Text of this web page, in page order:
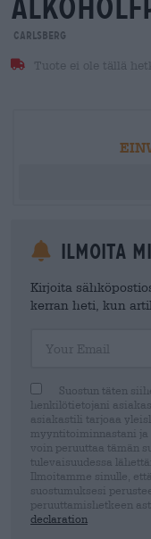
Carlsberg
Tuote ei ole tällä
Ilmoita
Kirjoita
kerran heti, kun
Suostun täten
henkilötietojani
asiakastili tarjoaa
myyntitoiminnastani ja
voin peruuttaa tämän
tulevaisuudessa
Ilmoitamme sinulle,
suostumuksesi
peruuttamishetkeen
declaration